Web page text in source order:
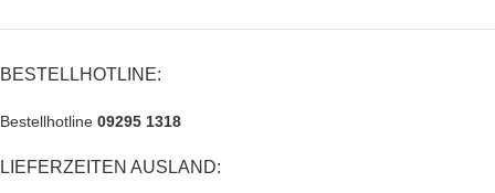
BESTELLHOTLINE:
Bestellhotline 09295 1318
LIEFERZEITEN AUSLAND: